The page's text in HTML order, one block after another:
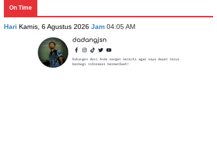
On Time
Hari Kamis, 6 Agustus 2026 Jam 04:05 AM